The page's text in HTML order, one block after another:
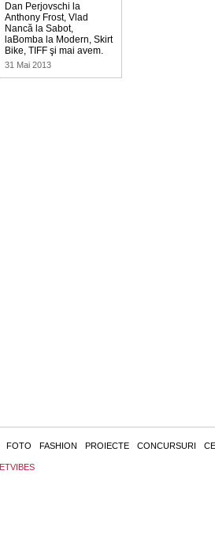
Dan Perjovschi la
Anthony Frost, Vlad
Nancă la Sabot,
laBomba la Modern, Skirt
Bike, TIFF şi mai avem.
31 Mai 2013
FOTO FASHION PROIECTE CONCURSURI